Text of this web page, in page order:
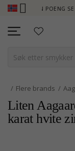
- TJEN POENG SE MER -
Flere brands
Liten
karat hvite